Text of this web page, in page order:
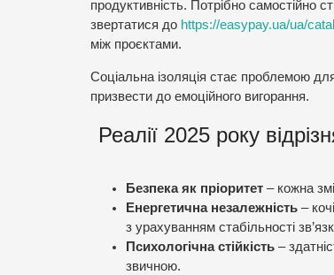
продуктивність. Потрібно самостійно
звертатися до https://easypay.ua/ua/
між проєктами.
Соціальна ізоляція стає проблемою
призвести до емоційного вигорання.
Реалії 2025 року
Безпека як пріоритет – кожна
Енергетична незалежність –
з урахуванням стабільності
Психологічна стійкість –
звичною.